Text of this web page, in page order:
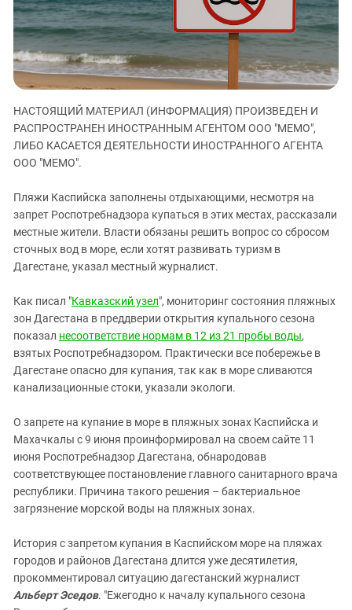
ЗАСТАВЛЯЕТ
КАВКАЗ ЗА ПАЛЕСТИНУ
ИНАКОМЫСЛИЕ В ЧЕЧНЕ
ПРЕСЛЕДОВАНИЕ АКТИВИСТОВ
МОБИЛИЗАЦИЯ И ПРОТЕСТЫ
Дагестан
Ингушетия
Кабардино-Балкария
Калмыкия
Карачаево-Черкесия
Краснодарский край
Нагорный Карабах
Ростовская область
Северная Осетия - Алания
СКФО
Чечня
Южный Кавказ
НАСТОЯЩИЙ МАТЕРИАЛ (ИНФОРМАЦИЯ) ПРОИЗВЕДЕН И
РАСПРОСТРАНЕН ИНОСТРАННЫМ АГЕНТОМ ООО "МЕМО",
ЛИБО КАСАЕТСЯ ДЕЯТЕЛЬНОСТИ ИНОСТРАННОГО АГЕНТА
ООО "МЕМО".
Пляжи Каспийска заполнены отдыхающими, несмотря на
запрет Роспотребнадзора купаться в этих местах, рассказали
местные жители. Власти обязаны решить вопрос со сбросом
сточных вод в море, если хотят развивать туризм в
Дагестане, указал местный журналист.
Как писал "Кавказский узел", мониторинг состояния пляжных
зон Дагестана в преддверии открытия купального сезона
показал несоответствие нормам в 12 из 21 пробы воды,
взятых Роспотребнадзором. Практически все побережье в
Дагестане опасно для купания, так как в море сливаются
канализационные стоки, указали экологи.
О запрете на купание в море в пляжных зонах Каспийска и
Махачкалы с 9 июня проинформировал на своем сайте 11
июня Роспотребнадзор Дагестана, обнародовав
соответствующее постановление главного санитарного врача
республики. Причина такого решения – бактериальное
загрязнение морской воды на пляжных зонах.
История с запретом купания в Каспийском море на пляжах
городов и районов Дагестана длится уже десятилетия,
прокомментировал ситуацию дагестанский журналист
Альберт Эседов. "Ежегодно к началу купального сезона